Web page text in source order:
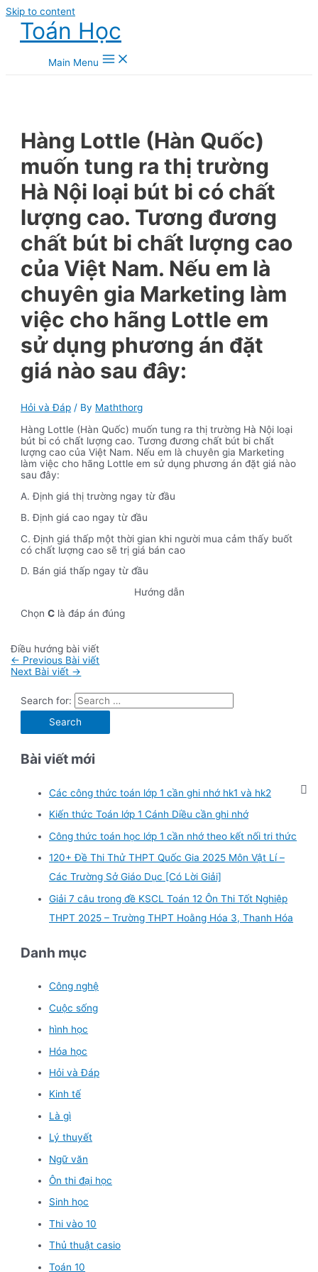
Skip to content
Toán Học
Main Menu
Hàng Lottle (Hàn Quốc)
muốn tung ra thị trường
Hà Nội loại bút bi có chất
lượng cao. Tương đương
chất bút bi chất lượng cao
của Việt Nam. Nếu em là
chuyên gia Marketing làm
việc cho hãng Lottle em
sử dụng phương án đặt
giá nào sau đây:
Hỏi và Đáp / By Maththorg
Hàng Lottle (Hàn Quốc) muốn tung ra thị trường Hà Nội loại
bút bi có chất lượng cao. Tương đương chất bút bi chất
lượng cao của Việt Nam. Nếu em là chuyên gia Marketing
làm việc cho hãng Lottle em sử dụng phương án đặt giá nào
sau đây:
A. Định giá thị trường ngay từ đầu
B. Định giá cao ngay từ đầu
C. Định giá thấp một thời gian khi người mua cảm thấy buốt
có chất lượng cao sẽ trị giá bán cao
D. Bán giá thấp ngay từ đầu
Hướng dẫn
ChọnC là đáp án đúng
Điều hướng bài viết
← Previous Bài viết
Next Bài viết →
Search for:
Bài viết mới
Các công thức toán lớp 1 cần ghi nhớ hk1 và hk2
Kiến thức Toán lớp 1 Cánh Diều cần ghi nhớ
Công thức toán học lớp 1 cần nhớ theo kết nối tri thức
120+ Đề Thi Thử THPT Quốc Gia 2025 Môn Vật Lí –
Các Trường Sở Giáo Dục [Có Lời Giải]
Giải 7 câu trong đề KSCL Toán 12 Ôn Thi Tốt Nghiệp
THPT 2025 – Trường THPT Hoằng Hóa 3, Thanh Hóa
Danh mục
Công nghệ
Cuộc sống
hình học
Hóa học
Hỏi và Đáp
Kinh tế
Là gì
Lý thuyết
Ngữ văn
Ôn thi đại học
Sinh học
Thi vào 10
Thủ thuật casio
Toán 10